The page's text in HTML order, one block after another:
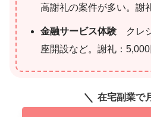
高謝礼の案件が多い。謝
金融サービス体験 クレ
座開設など。謝礼：5,000
在宅副業で